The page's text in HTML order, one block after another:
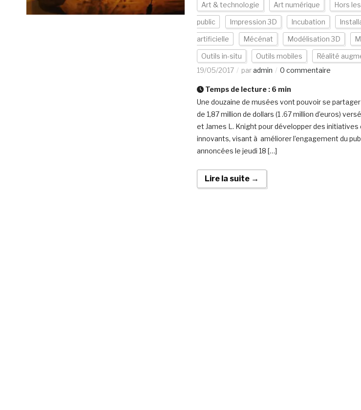
Art & technologie Art numérique Hors
public Impression 3D Incubation
artificielle Mécénat Modélisation 3D
Outils in-situ Outils mobiles Réalité
19/05/2017
paradmin 0 commentaire
Temps de lecture : 6 min
Une douzaine de musées vont pouvoir se
de 1,87 million de dollars (1 .67 million d’euros)
et James L. Knight pour développer des
innovants, visant à améliorer l’engagement du
annoncées le jeudi 18 […]
Lire la suite →